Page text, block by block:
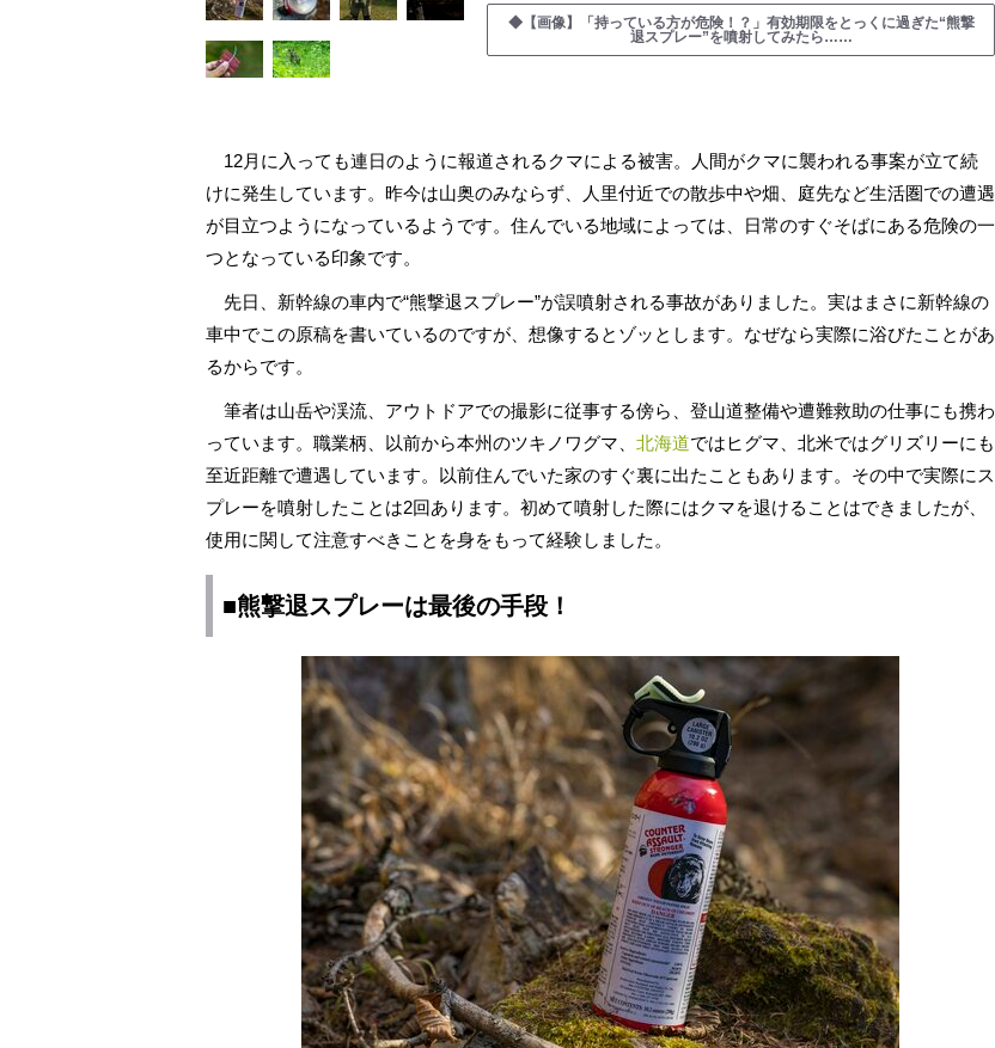
◆【画像】「持っている方が危険！？」有効期限をとっくに過ぎた“熊撃
退スプレー”を噴射してみたら……
12月に入っても連日のように報道されるクマによる被害。人間がクマに襲われる事案が立て続
けに発生しています。昨今は山奥のみならず、人里付近での散歩中や畑、庭先など生活圏での遭遇
が目立つようになっているようです。住んでいる地域によっては、日常のすぐそばにある危険の一
つとなっている印象です。
先日、新幹線の車内で“熊撃退スプレー”が誤噴射される事故がありました。実はまさに新幹線の
車中でこの原稿を書いているのですが、想像するとゾッとします。なぜなら実際に浴びたことがあ
るからです。
筆者は山岳や渓流、アウトドアでの撮影に従事する傍ら、登山道整備や遭難救助の仕事にも携わ
っています。職業柄、以前から本州のツキノワグマ、 北海道ではヒグマ、北米ではグリズリーにも
至近距離で遭遇しています。以前住んでいた家のすぐ裏に出たこともあります。その中で実際にス
プレーを噴射したことは2回あります。初めて噴射した際にはクマを退けることはできましたが、
使用に関して注意すべきことを身をもって経験しました。
■熊撃退スプレーは最後の手段！